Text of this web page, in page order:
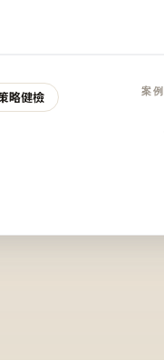
略健檢 案例